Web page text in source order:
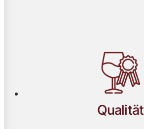
Qualität